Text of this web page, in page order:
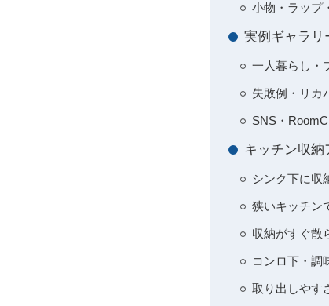
小物・ラップ
実例ギャラリ
一人暮らし・
失敗例・リカ
SNS・
キッチン収納
シンク下に収
狭いキッチン
収納がすぐ散
コンロ下・調
取り出しやす